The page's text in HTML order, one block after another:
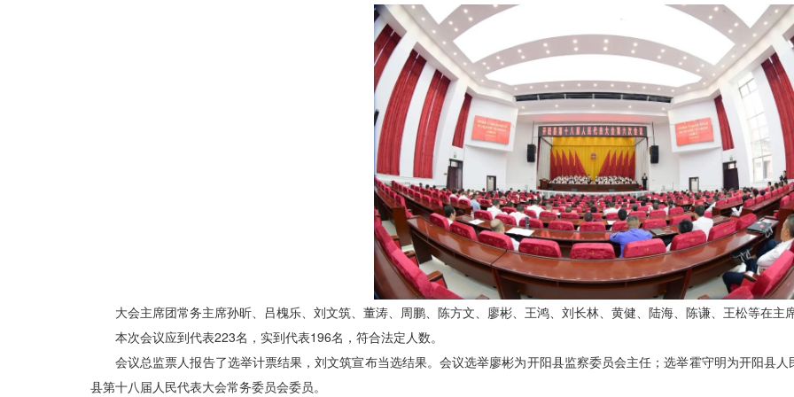
大会主席团常务主席孙昕、吕槐乐、刘文筑、董涛、周鹏、陈方文、廖彬、王鸿、刘长林、黄健、陆海、陈谦、王松等在主
本次会议应到代表223名，实到代表196名，符合法定人数。
会议总监票人报告了选举计票结果，刘文筑宣布当选结果。会议选举廖彬为开阳县监察委员会主任；选举霍守明为开阳县
县第十八届人民代表大会常务委员会委员。